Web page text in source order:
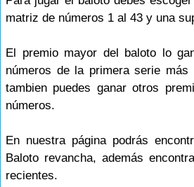
matriz de números 1 al 43 y una
El premio mayor del baloto lo
números de la primera serie más
tambien puedes ganar otros
números.
En nuestra página podrás
Baloto revancha, además
recientes.